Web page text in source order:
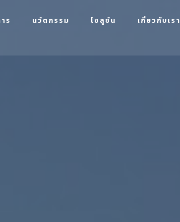
ร นวัตกรรม โซลูชัน เกี่ยวกับเรา